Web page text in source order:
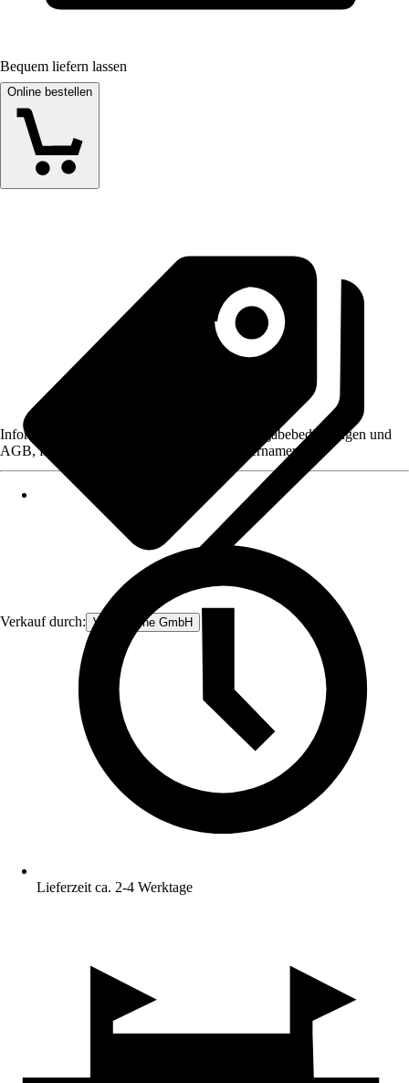
Bequem liefern lassen
Online bestellen
Verkauf durch: V&V Online GmbH
Informationen des Verkäufers, wie z. B. Rückgabebedingungen und
AGB, finden Sie bei Klick auf den Verkäufernamen.
Lieferzeit ca. 2-4 Werktage